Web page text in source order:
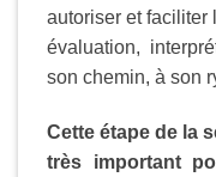
autoriser et faciliter
évaluation,
son chemin, à son
Cette étape de la
très important